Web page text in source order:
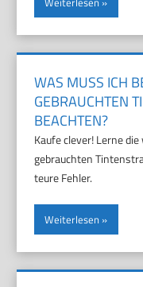
WAS MUSS ICH
GEBRAUCHTEN
BEACHTEN?
Kaufe clever! Lerne
gebrauchten
teure Fehler.
Weiterlesen